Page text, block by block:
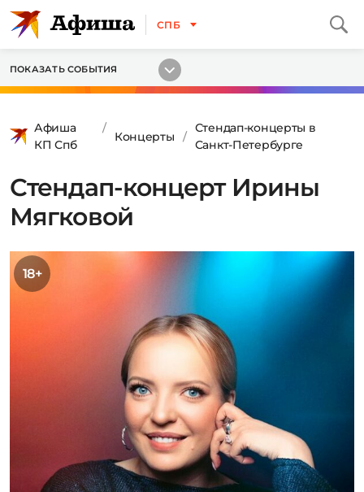
СПБ
ПОКАЗАТЬ СОБЫТИЯ
Афиша
КП Спб
Концерты
Стендап-концерты в
Санкт-Петербурге
Стендап-концерт Ирины
Мягковой
18+